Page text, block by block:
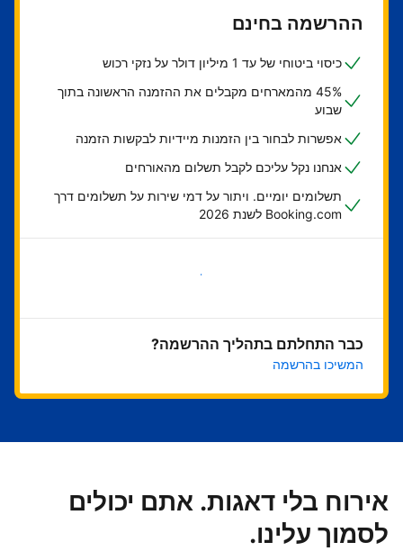
ההרשמה בחינם
כיסוי ביטוחי של עד 1 מיליון דולר על נזקי רכוש
45% מהמארחים מקבלים את ההזמנה הראשונה בתוך
שבוע
אפשרות לבחור בין הזמנות מיידיות לבקשות הזמנה
אנחנו נקל עליכם לקבל תשלום מהאורחים
תשלומים יומיים. ויתור על דמי שירות על תשלומים דרך
Booking.com לשנת 2026
בואו נתחיל
כבר התחלתם בתהליך ההרשמה?
המשיכו בהרשמה
אירוח בלי דאגות. אתם יכולים
לסמוך עלינו.